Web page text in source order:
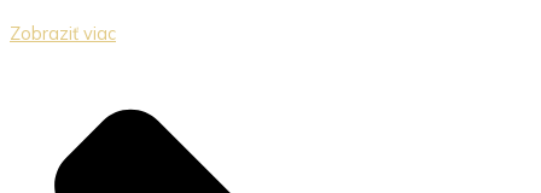
Zobraziť viac